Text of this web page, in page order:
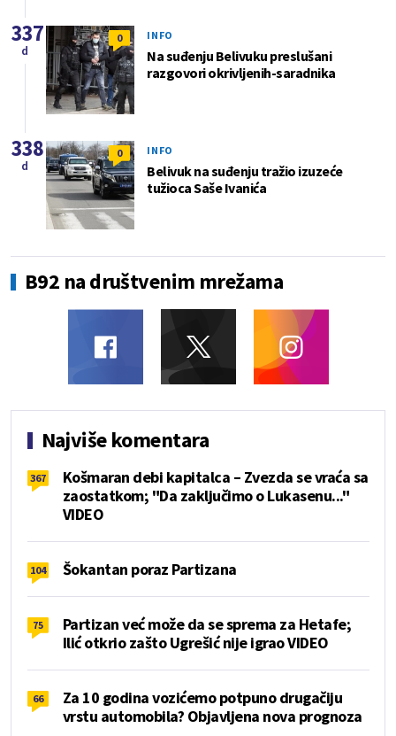
0 INFO
Na suđenju Belivuku preslušani
razgovori okrivljenih-saradnika
337
d
0 INFO
Belivuk na suđenju tražio izuzeće
tužioca Saše Ivanića
338
d
B92 na društvenim mrežama
Najviše komentara
367
Košmaran debi kapitalca – Zvezda se vraća sa
zaostatkom; "Da zaključimo o Lukasenu..."
VIDEO
104 Šokantan poraz Partizana
75
Partizan već može da se sprema za Hetafe;
Ilić otkrio zašto Ugrešić nije igrao VIDEO
66
Za 10 godina vozićemo potpuno drugačiju
vrstu automobila? Objavljena nova prognoza